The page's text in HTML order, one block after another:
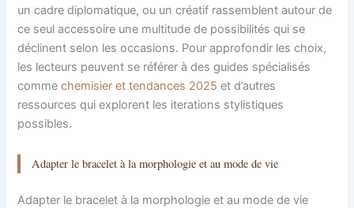
un cadre diplomatique, ou un créatif rassemblent autour de
ce seul accessoire une multitude de possibilités qui se
déclinent selon les occasions. Pour approfondir les choix,
les lecteurs peuvent se référer à des guides spécialisés
commechemisier et tendances 2025 et d’autres
ressources qui explorent les iterations stylistiques
possibles.
Adapter le bracelet à la morphologie et au mode de vie
Adapter le bracelet à la morphologie et au mode de vie